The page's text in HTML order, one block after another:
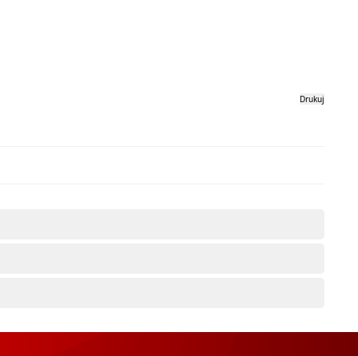
Drukuj